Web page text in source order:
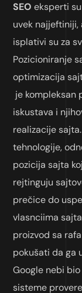
SEO eksperti
uvek najjeftiniji,
isplativi su za
Pozicioniranje
optimizacija
je kompleksan
iskustava i
realizacije
tehnologije,
pozicija sajta
rejtinguju
prečice do
vlasnciima
proizvod sa
pokušati da ga
Google nebi
sisteme